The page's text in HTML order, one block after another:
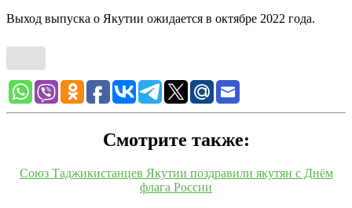
Выход выпуска о Якутии ожидается в октябре 2022 года.
Смотрите также:
Союз Таджикистанцев Якутии поздравили якутян с Днём
флага России